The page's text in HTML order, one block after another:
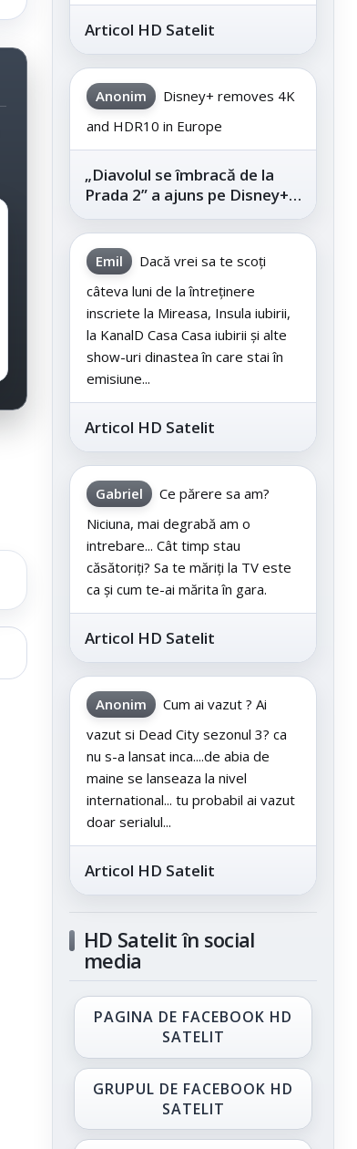
Articol HD Satelit
Anonim
Disney+ removes 4K
and HDR10 in Europe
„Diavolul se îmbracă de la
Prada 2” a ajuns pe Disney+,
după succesul din
cinematografe
Emil
Dacă vrei sa te scoți
câteva luni de la întreținere
inscriete la Mireasa, Insula iubirii,
la KanalD Casa Casa iubirii și alte
show-uri dinastea în care stai în
emisiune...
Articol HD Satelit
Gabriel
Ce părere sa am?
Niciuna, mai degrabă am o
intrebare... Cât timp stau
căsătoriți? Sa te măriți la TV este
ca și cum te-ai mărita în gara.
Articol HD Satelit
Anonim
Cum ai vazut ? Ai
vazut si Dead City sezonul 3? ca
nu s-a lansat inca....de abia de
maine se lanseaza la nivel
international... tu probabil ai vazut
doar serialul...
Articol HD Satelit
HD Satelit în social
media
PAGINA DE FACEBOOK HD
SATELIT
GRUPUL DE FACEBOOK HD
SATELIT